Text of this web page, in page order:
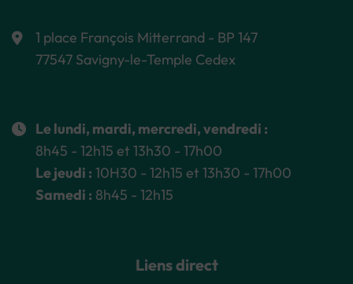
1 place François Mitterrand - BP 147
77547 Savigny-le-Temple Cedex
Le lundi, mardi, mercredi, vendredi :
8h45 - 12h15 et 13h30 - 17h00
Le jeudi : 10H30 - 12h15 et 13h30 - 17h00
Samedi : 8h45 - 12h15
Liens direct